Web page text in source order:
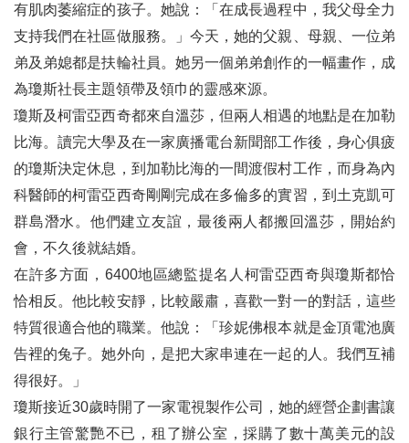
有肌肉萎縮症的孩子。她說：「在成長過程中，我父母全力
支持我們在社區做服務。」今天，她的父親、母親、一位弟
弟及弟媳都是扶輪社員。她另一個弟弟創作的一幅畫作，成
為瓊斯社長主題領帶及領巾的靈感來源。
瓊斯及柯雷亞西奇都來自溫莎，但兩人相遇的地點是在加勒
比海。讀完大學及在一家廣播電台新聞部工作後，身心俱疲
的瓊斯決定休息，到加勒比海的一間渡假村工作，而身為內
科醫師的柯雷亞西奇剛剛完成在多倫多的實習，到土克凱可
群島潛水。他們建立友誼，最後兩人都搬回溫莎，開始約
會，不久後就結婚。
在許多方面，6400地區總監提名人柯雷亞西奇與瓊斯都恰
恰相反。他比較安靜，比較嚴肅，喜歡一對一的對話，這些
特質很適合他的職業。他說：「珍妮佛根本就是金頂電池廣
告裡的兔子。她外向，是把大家串連在一起的人。我們互補
得很好。」
瓊斯接近30歲時開了一家電視製作公司，她的經營企劃書讓
銀行主管驚艷不已，租了辦公室，採購了數十萬美元的設